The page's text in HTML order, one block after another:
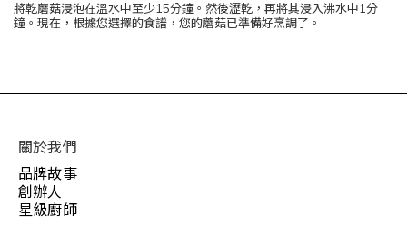
將乾蘑菇浸泡在溫水中至少15分鐘。然後瀝乾，再將其浸入沸水中1分
鐘。現在，根據您選擇的食譜，您的蘑菇已準備好烹調了。
關於我們
品牌故事
創辦人
星級廚師